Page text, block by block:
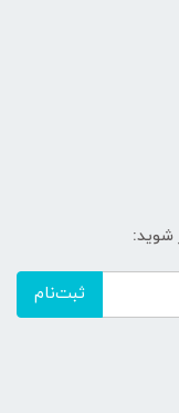
شوید:
ثبت‌نام